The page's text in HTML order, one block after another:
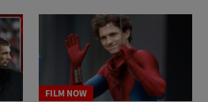
FILM NOW